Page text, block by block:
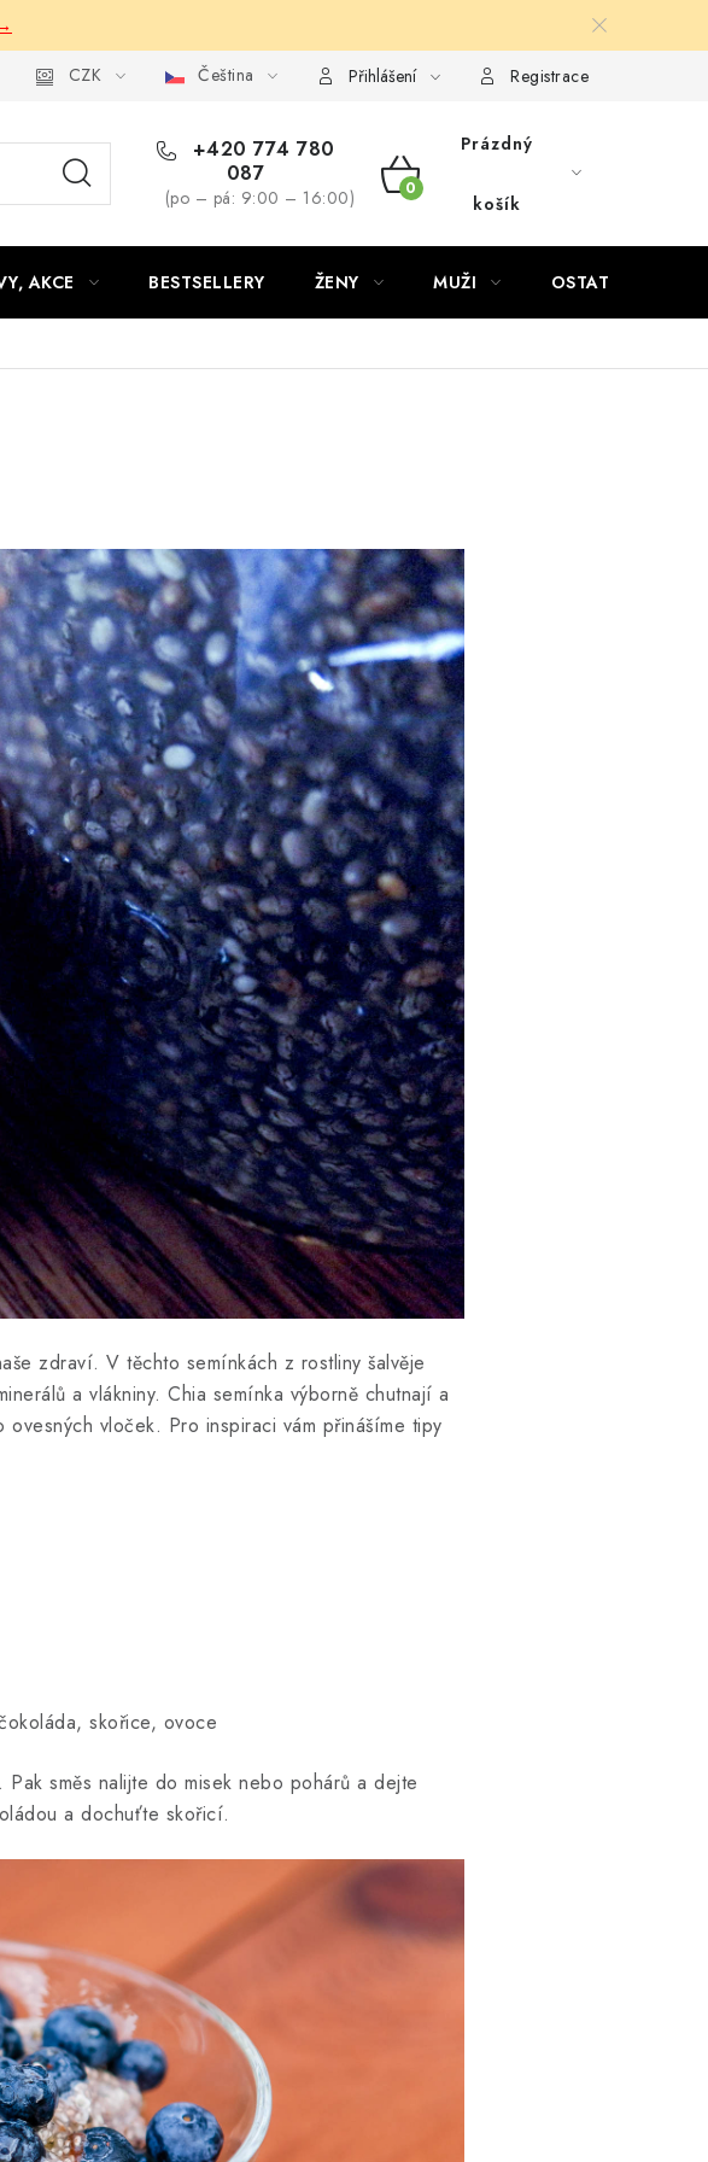
CZK Čeština Přihlášení Registrace
+420 774 780
087
(po – pá: 9:00 – 16:00)
NÁKUPNÍ
Prázdný
košík
AKCE BESTSELLERY ŽENY MUŽI OSTATNÍ
zdraví. V těchto semínkách z rostliny šalvěje
a vlákniny. Chia semínka výborně chutnají a
vloček. Pro inspiraci vám přinášíme tipy
skořice, ovoce
směs nalijte do misek nebo pohárů a dejte
a dochuťte skořicí.